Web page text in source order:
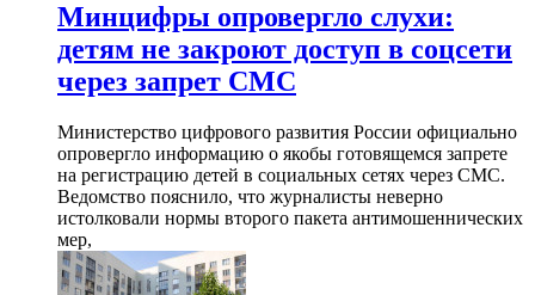
Минцифры опровергло слухи:
детям не закроют доступ в соцсети
через запрет СМС
Министерство цифрового развития России официально
опровергло информацию о якобы готовящемся запрете
на регистрацию детей в социальных сетях через СМС.
Ведомство пояснило, что журналисты неверно
истолковали нормы второго пакета антимошеннических
мер,